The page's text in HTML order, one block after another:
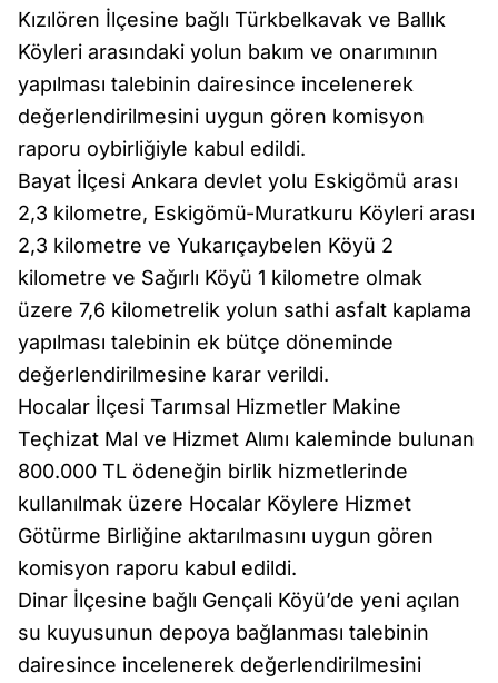
Kızılören İlçesine bağlı Türkbelkavak ve Ballık
Köyleri arasındaki yolun bakım ve onarımının
yapılması talebinin dairesince incelenerek
değerlendirilmesini uygun gören komisyon
raporu oybirliğiyle kabul edildi.
Bayat İlçesi Ankara devlet yolu Eskigömü arası
2,3 kilometre, Eskigömü-Muratkuru Köyleri arası
2,3 kilometre ve Yukarıçaybelen Köyü 2
kilometre ve Sağırlı Köyü 1 kilometre olmak
üzere 7,6 kilometrelik yolun sathi asfalt kaplama
yapılması talebinin ek bütçe döneminde
değerlendirilmesine karar verildi.
Hocalar İlçesi Tarımsal Hizmetler Makine
Teçhizat Mal ve Hizmet Alımı kaleminde bulunan
800.000 TL ödeneğin birlik hizmetlerinde
kullanılmak üzere Hocalar Köylere Hizmet
Götürme Birliğine aktarılmasını uygun gören
komisyon raporu kabul edildi.
Dinar İlçesine bağlı Gençali Köyü’de yeni açılan
su kuyusunun depoya bağlanması talebinin
dairesince incelenerek değerlendirilmesini